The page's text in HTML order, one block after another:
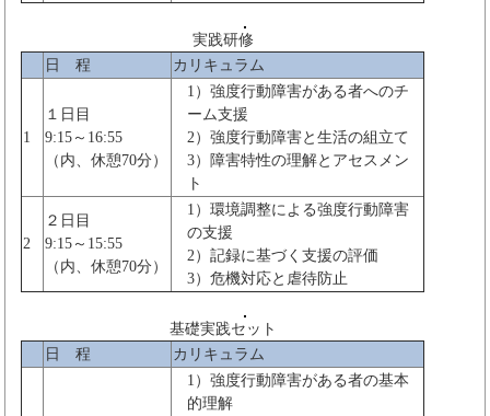
実践研修
日 程
カリキュラム
1
１日目
9:15～16:55
（内、休憩70分）
1）強度行動障害がある者へのチ
ーム支援
2）強度行動障害と生活の組立て
3）障害特性の理解とアセスメン
ト
2
２日目
9:15～15:55
（内、休憩70分）
1）環境調整による強度行動障害
の支援
2）記録に基づく支援の評価
3）危機対応と虐待防止
基礎実践セット
日 程
カリキュラム
1）強度行動障害がある者の基本
的理解